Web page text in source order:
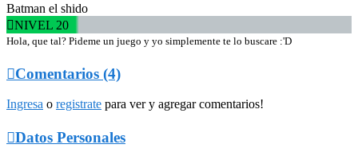
Batman el shido
NIVEL 20
Hola, que tal? Pideme un juego y yo simplemente te lo buscare :'D
Comentarios (4)
Ingresa o registrate para ver y agregar comentarios!
Datos Personales